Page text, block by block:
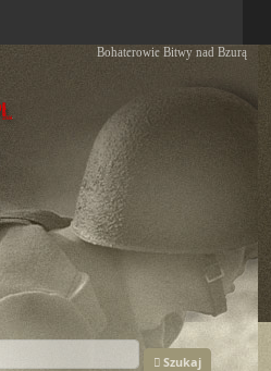
Bohaterowie Bitwy nad Bzurą
Szukaj